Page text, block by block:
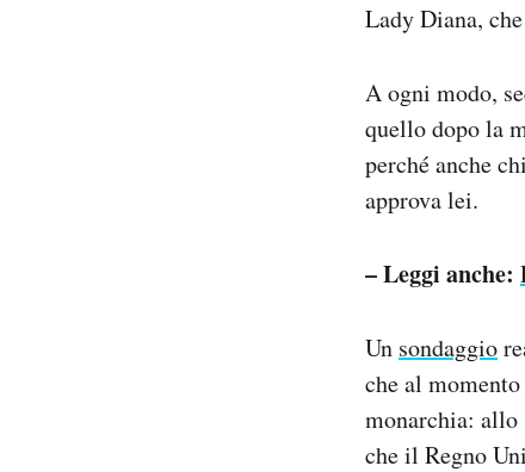
Lady Diana,
A ogni modo,
quello dopo la
perché anche
approva lei.
– Leggi anche:
Un sondaggio
che al
monarchia: allo
che il Regno